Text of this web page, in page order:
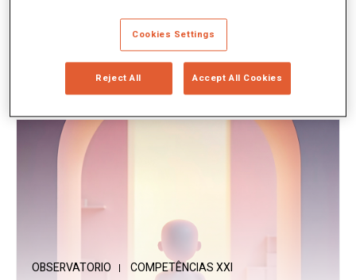
COMPETÊNCIAS XXI
A Ciência do Pensamento Crítico e Por Que Ele
Nos Faz Falta
OBSERVATORIO COMPETÊNCIAS XXI
Cookies Settings
Reject All Accept All Cookies